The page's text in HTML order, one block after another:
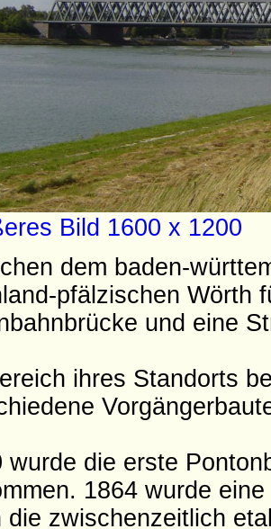
Bild 1600 x 1200
dem baden-
pfälzischen Wörth
und eine
ihres Standorts
wurde die erste
1864 wurde
die zwischenzeitlich